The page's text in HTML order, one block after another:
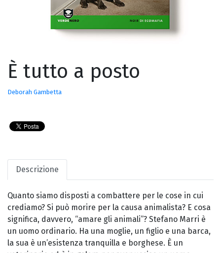
È tutto a posto
Deborah Gambetta
Descrizione
Quanto siamo disposti a combattere per le cose in cui
crediamo? Si può morire per la causa animalista? E cosa
significa, davvero, “amare gli animali”? Stefano Marri è
un uomo ordinario. Ha una moglie, un figlio e una barca,
la sua è un’esistenza tranquilla e borghese. È un